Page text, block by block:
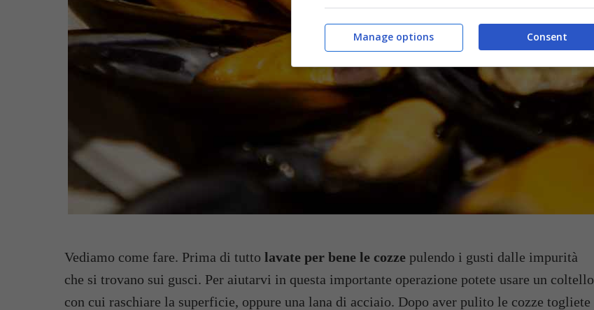
Vediamo come fare. Prima di tutto lavate per bene le cozze pulendo i gusti dalle impurità
che si trovano sui gusci. Per aiutarvi in questa importante operazione potete usare un coltello
con cui raschiare la superficie, oppure una lana di acciaio. Dopo aver pulito le cozze togliete
Consent
Manage options